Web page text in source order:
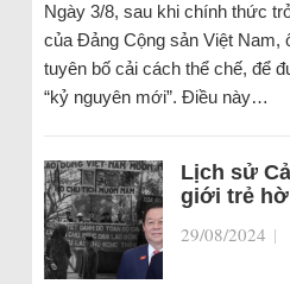
Ngày 3/8, sau khi chính thức
của Đảng Cộng sản Việt Nam,
tuyên bố cải cách thể chế, để
“kỷ nguyên mới”. Điều này…
Lịch sử
giới trẻ
29/08/2024 |